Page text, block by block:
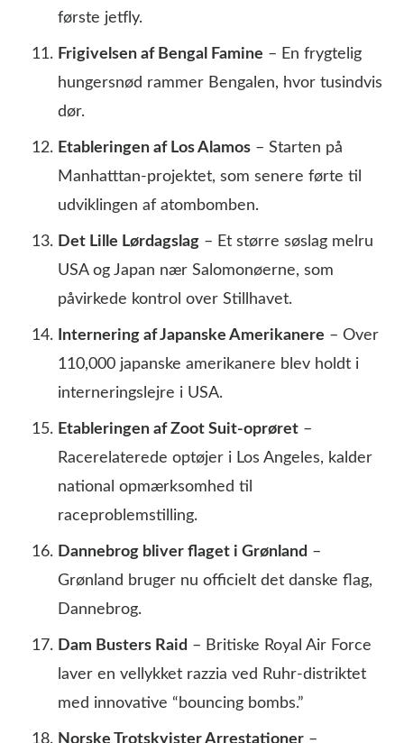
første jetfly.
Frigivelsen af Bengal Famine – En frygtelig
hungersnød rammer Bengalen, hvor tusindvis
dør.
Etableringen af Los Alamos – Starten på
Manhatttan-projektet, som senere førte til
udviklingen af atombomben.
Det Lille Lørdagslag – Et større søslag melru
USA og Japan nær Salomonøerne, som
påvirkede kontrol over Stillhavet.
Internering af Japanske Amerikanere – Over
110,000 japanske amerikanere blev holdt i
interneringslejre i USA.
Etableringen af Zoot Suit-oprøret –
Racerelaterede optøjer i Los Angeles, kalder
national opmærksomhed til
raceproblemstilling.
Dannebrog bliver flaget i Grønland –
Grønland bruger nu officielt det danske flag,
Dannebrog.
Dam Busters Raid – Britiske Royal Air Force
laver en vellykket razzia ved Ruhr-distriktet
med innovative “bouncing bombs.”
Norske Trotskyister Arrestationer –